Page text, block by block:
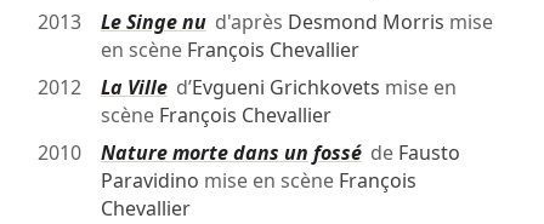
2013
Le Singe nud'après Desmond Morris mise
en scène François Chevallier
2012
La Villed’Evgueni Grichkovets mise en
scène François Chevallier
2010
Nature morte dans un fosséde Fausto
Paravidino mise en scène François
Chevallier